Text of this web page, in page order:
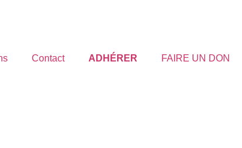
Contact ADHÉRER FAIRE UN DON